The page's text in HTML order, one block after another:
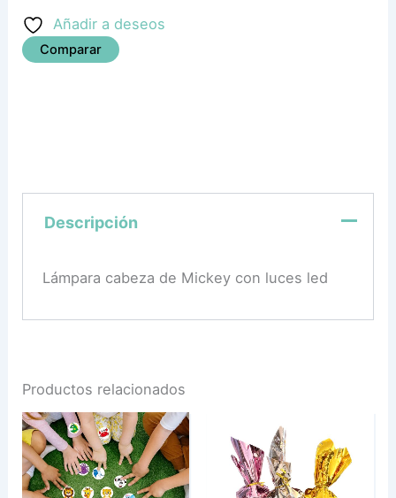
Añadir a deseos
Comparar
Descripción
Lámpara cabeza de Mickey con luces led
Productos relacionados